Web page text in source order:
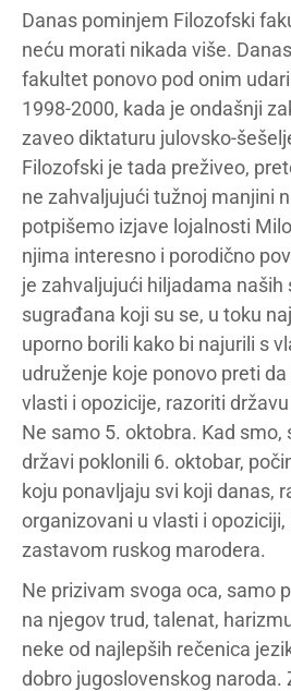
Danas pominjem Filozofski
neću morati nikada više.
fakultet ponovo pod onim
1998-2000, kada je ondašnji
zaveo diktaturu julovsko-
Filozofski je tada preživeo,
ne zahvaljujući tužnoj manjini
potpišemo izjave lojalnosti
njima interesno i porodično
je zahvaljujući hiljadama naših
sugrađana koji su se, u toku
uporno borili kako bi najurili s
udruženje koje ponovo preti
vlasti i opozicije, razoriti
Ne samo 5. oktobra. Kad smo,
državi poklonili 6. oktobar,
koju ponavljaju svi koji danas,
organizovani u vlasti i opoziciji,
zastavom ruskog marodera.
Ne prizivam svoga oca, samo
na njegov trud, talenat,
neke od najlepših rečenica
dobro jugoslovenskog naroda.